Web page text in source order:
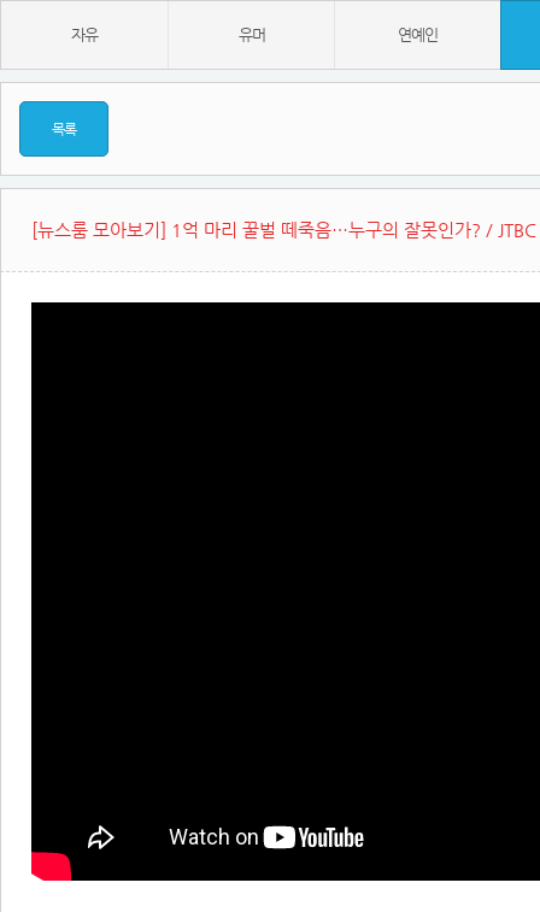
자유 유머 연예인
목록
[뉴스룸 모아보기] 1억 마리 꿀벌 떼죽음…누구의 잘못인가? /